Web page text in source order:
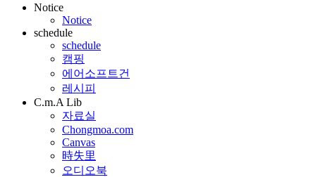
Notice
Notice
schedule
schedule
캠핑
에어소프트건
레시피
C.m.A Lib
자료실
Chongmoa.com
Canvas
時失里
오디오북